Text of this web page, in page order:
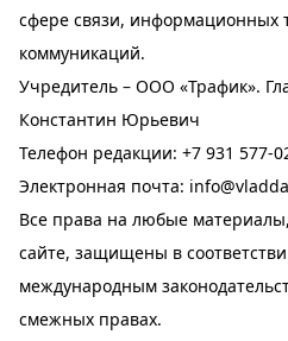
сфере связи, информационных
коммуникаций.
Учредитель – ООО «Трафик».
Константин Юрьевич
Телефон редакции: +7 931 577-
Электронная почта:
Все права на любые
сайте, защищены в
международным
смежных правах.